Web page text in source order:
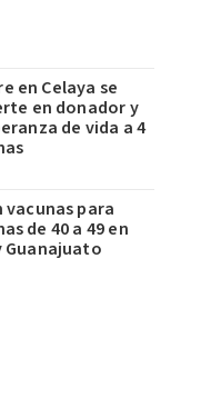
en Celaya se
en donador y
de vida a 4
vacunas para
de 40 a 49 en
Guanajuato